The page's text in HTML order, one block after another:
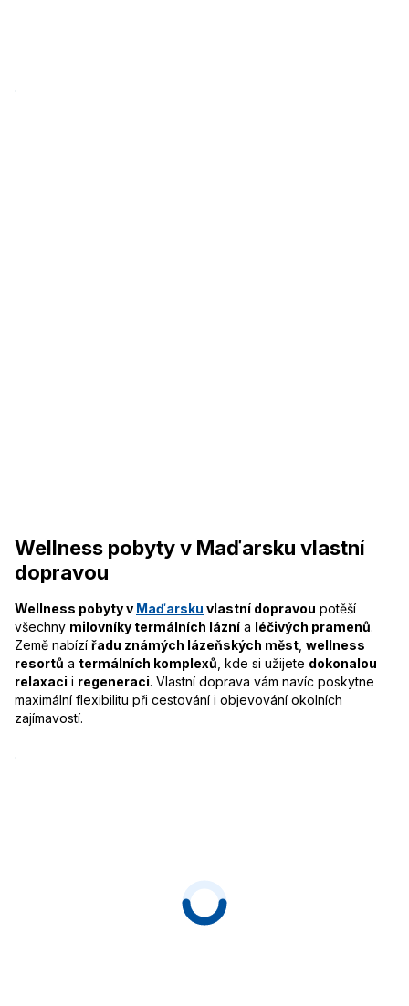
Wellness pobyty v Maďarsku vlastní
dopravou
Wellness pobyty v Maďarsku vlastní dopravou potěší
všechny milovníky termálních lázní a léčivých pramenů.
Země nabízí řadu známých lázeňských měst wellness
resortů a termálních komplexů , kde si užijete dokonalou
relaxaci i regeneraci. Vlastní doprava vám navíc poskytne
maximální flexibilitu při cestování i objevování okolních
zajímavostí.